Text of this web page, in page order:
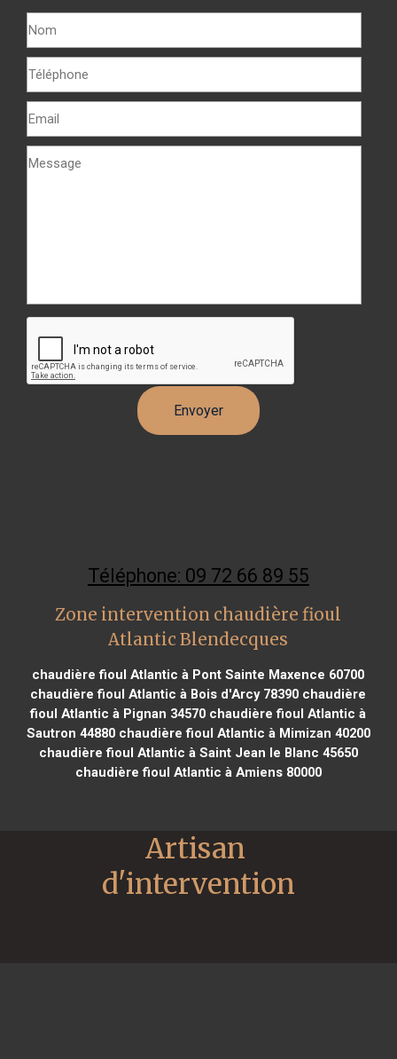
Téléphone: 09 72 66 89 55
Zone intervention chaudière fioul
Atlantic Blendecques
chaudière fioul Atlantic à Pont Sainte Maxence 60700
chaudière fioul Atlantic à Bois d'Arcy 78390 chaudière
fioul Atlantic à Pignan 34570 chaudière fioul Atlantic à
Sautron 44880chaudière fioul Atlantic à Mimizan 40200
chaudière fioul Atlantic à Saint Jean le Blanc 45650
chaudière fioul Atlantic à Amiens 80000
Artisan
d'intervention